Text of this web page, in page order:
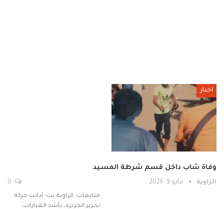
اخبار
وفاة شاب داخل قسم شرطة المسيد
الزاوية مايو 9, 2026
متابعات- الزاوية نت- أدانت حركة
تحرير الجزيرة، بأشد العبارات،